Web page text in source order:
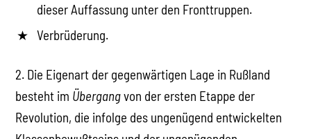
dieser Auffassung unter den Fronttruppen.
Verbrüderung.
2. Die Eigenart der gegenwärtigen Lage in Rußland
besteht im Übergangvon der ersten Etappe der
Revolution, die infolge des ungenügend entwickelten